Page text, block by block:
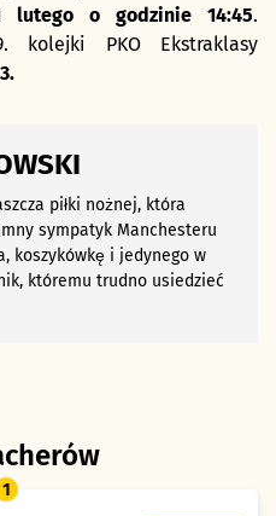
lutego o godzinie 14:45.
kolejki PKO Ekstraklasy
piłki nożnej, która
sympatyk Manchesteru
koszykówkę i jedynego w
któremu trudno usiedzieć
1